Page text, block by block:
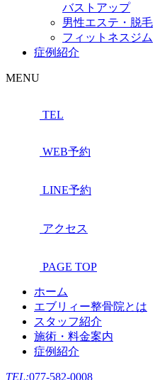
バストアップ
男性エステ・脱毛
フィットネスジム
症例紹介
MENU
TEL
WEB予約
LINE予約
アクセス
PAGE TOP
ホーム
エブリィー整骨院とは
スタッフ紹介
施術・料金案内
症例紹介
TEL:077-582-0008